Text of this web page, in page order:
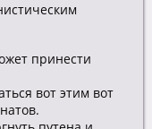
принести
вот этим вот